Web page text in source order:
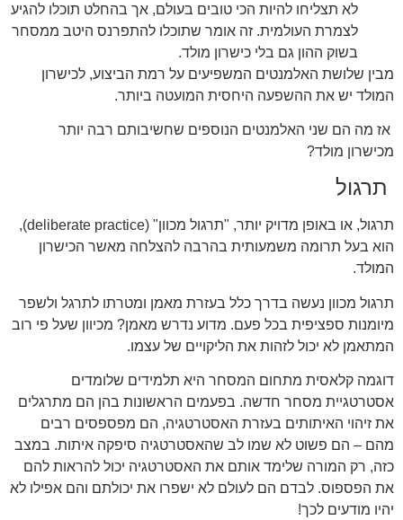
לא תצליחו להיות הכי טובים בעולם, אך בהחלט תוכלו להגיע
לצמרת העולמית. זה אומר שתוכלו להתפרנס היטב ממסחר
בשוק ההון גם בלי כישרון מולד.
מבין שלושת האלמנטים המשפיעים על רמת הביצוע, לכישרון
המולד יש את ההשפעה היחסית המועטה ביותר.
אז מה הם שני האלמנטים הנוספים שחשיבותם רבה יותר
מכישרון מולד?
תרגול
תרגול, או באופן מדויק יותר, "תרגול מכוון" (deliberate practice),
הוא בעל תרומה משמעותית בהרבה להצלחה מאשר הכישרון
המולד.
תרגול מכוון נעשה בדרך כלל בעזרת מאמן ומטרתו לתרגל ולשפר
מיומנות ספציפית בכל פעם. מדוע נדרש מאמן? מכיוון שעל פי רוב
המתאמן לא יכול לזהות את הליקויים של עצמו.
דוגמה קלאסית מתחום המסחר היא תלמידים שלומדים
אסטרטגיית מסחר חדשה. בפעמים הראשונות בהן הם מתרגלים
את זיהוי האיתותים בעזרת האסטרטגיה, הם מפספסים רבים
מהם – הם פשוט לא שמו לב שהאסטרטגיה סיפקה איתות. במצב
כזה, רק המורה שלימד אותם את האסטרטגיה יכול להראות להם
את הפספוס. לבדם הם לעולם לא ישפרו את יכולתם והם אפילו לא
יהיו מודעים לכך!